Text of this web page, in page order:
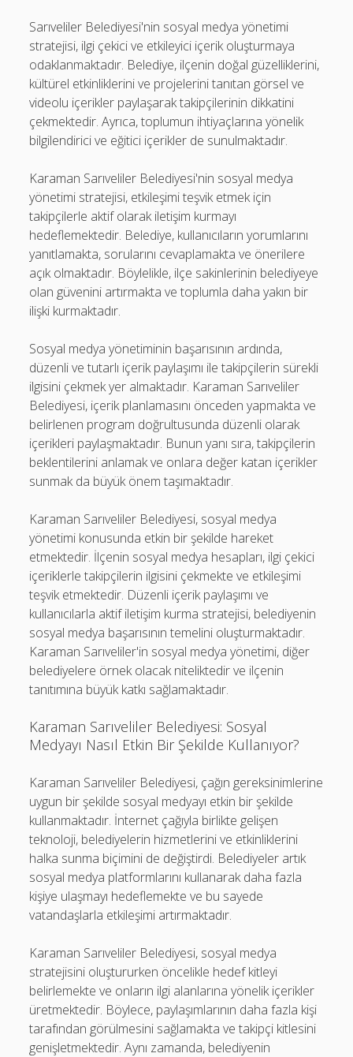
Sarıveliler Belediyesi'nin sosyal medya yönetimi
stratejisi, ilgi çekici ve etkileyici içerik oluşturmaya
odaklanmaktadır. Belediye, ilçenin doğal güzelliklerini,
kültürel etkinliklerini ve projelerini tanıtan görsel ve
videolu içerikler paylaşarak takipçilerinin dikkatini
çekmektedir. Ayrıca, toplumun ihtiyaçlarına yönelik
bilgilendirici ve eğitici içerikler de sunulmaktadır.
Karaman Sarıveliler Belediyesi'nin sosyal medya
yönetimi stratejisi, etkileşimi teşvik etmek için
takipçilerle aktif olarak iletişim kurmayı
hedeflemektedir. Belediye, kullanıcıların yorumlarını
yanıtlamakta, sorularını cevaplamakta ve önerilere
açık olmaktadır. Böylelikle, ilçe sakinlerinin belediyeye
olan güvenini artırmakta ve toplumla daha yakın bir
ilişki kurmaktadır.
Sosyal medya yönetiminin başarısının ardında,
düzenli ve tutarlı içerik paylaşımı ile takipçilerin sürekli
ilgisini çekmek yer almaktadır. Karaman Sarıveliler
Belediyesi, içerik planlamasını önceden yapmakta ve
belirlenen program doğrultusunda düzenli olarak
içerikleri paylaşmaktadır. Bunun yanı sıra, takipçilerin
beklentilerini anlamak ve onlara değer katan içerikler
sunmak da büyük önem taşımaktadır.
Karaman Sarıveliler Belediyesi, sosyal medya
yönetimi konusunda etkin bir şekilde hareket
etmektedir. İlçenin sosyal medya hesapları, ilgi çekici
içeriklerle takipçilerin ilgisini çekmekte ve etkileşimi
teşvik etmektedir. Düzenli içerik paylaşımı ve
kullanıcılarla aktif iletişim kurma stratejisi, belediyenin
sosyal medya başarısının temelini oluşturmaktadır.
Karaman Sarıveliler'in sosyal medya yönetimi, diğer
belediyelere örnek olacak niteliktedir ve ilçenin
tanıtımına büyük katkı sağlamaktadır.
Karaman Sarıveliler Belediyesi: Sosyal
Medyayı Nasıl Etkin Bir Şekilde Kullanıyor?
Karaman Sarıveliler Belediyesi, çağın gereksinimlerine
uygun bir şekilde sosyal medyayı etkin bir şekilde
kullanmaktadır. İnternet çağıyla birlikte gelişen
teknoloji, belediyelerin hizmetlerini ve etkinliklerini
halka sunma biçimini de değiştirdi. Belediyeler artık
sosyal medya platformlarını kullanarak daha fazla
kişiye ulaşmayı hedeflemekte ve bu sayede
vatandaşlarla etkileşimi artırmaktadır.
Karaman Sarıveliler Belediyesi, sosyal medya
stratejisini oluştururken öncelikle hedef kitleyi
belirlemekte ve onların ilgi alanlarına yönelik içerikler
üretmektedir. Böylece, paylaşımlarının daha fazla kişi
tarafından görülmesini sağlamakta ve takipçi kitlesini
genişletmektedir. Aynı zamanda, belediyenin